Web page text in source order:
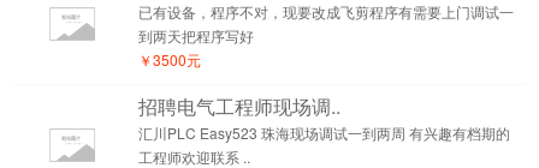
已有设备，程序不对，现要改成飞剪程序有需要上门调试一
到两天把程序写好
￥3500元
招聘电气工程师现场调..
汇川PLC Easy523 珠海现场调试一到两周 有兴趣有档期的
工程师欢迎联系 ..